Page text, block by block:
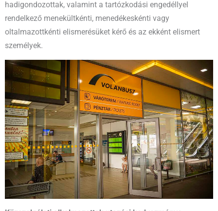
hadigondozottak, valamint a tartózkodási engedéllyel
rendelkező menekültkénti, menedékeskénti vagy
oltalmazottkénti elismerésüket kérő és az ekként elismert
személyek.